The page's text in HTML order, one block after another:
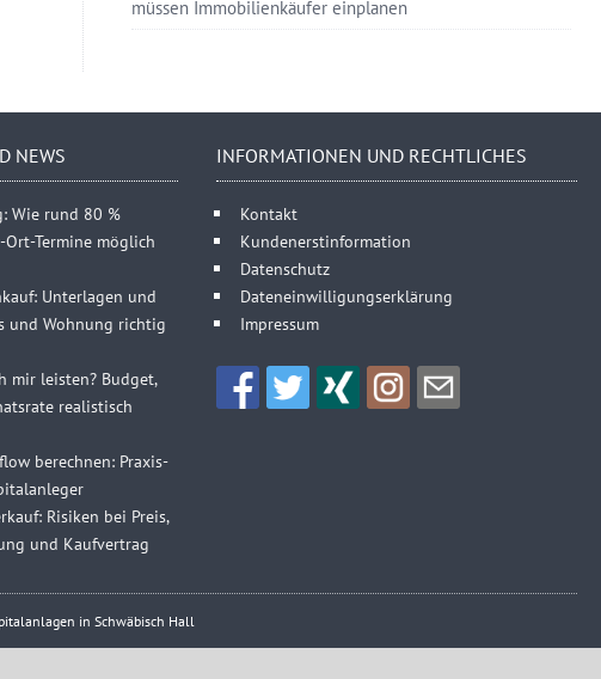
müssen Immobilienkäufer einplanen
NEWS
Wie rund 80 %
Termine möglich
Unterlagen und
und Wohnung richtig
mir leisten? Budget,
realistisch
berechnen: Praxis-
Risiken bei Preis,
und Kaufvertrag
INFORMATIONEN UND RECHTLICHES
Kontakt
Kundenerstinformation
Datenschutz
Dateneinwilligungserklärung
Impressum
in Schwäbisch Hall